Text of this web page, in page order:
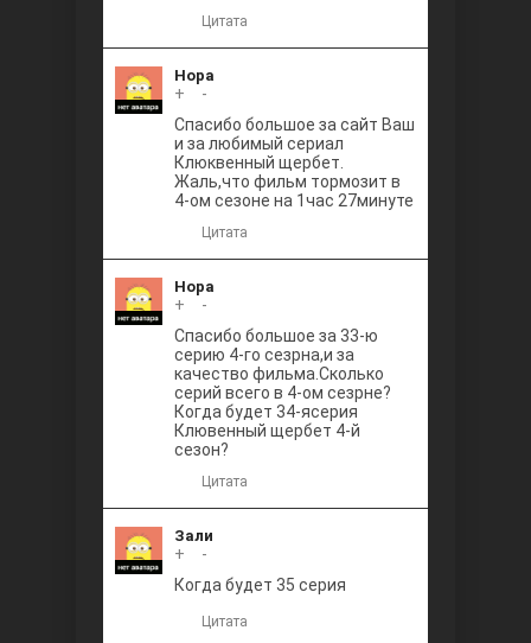
Цитата
Нора
+
-
Спасибо большое за сайт Ваш
и за любимый сериал
Клюквенный щербет.
Жаль,что фильм тормозит в
4-ом сезоне на 1час 27минуте
Цитата
Нора
+
-
Спасибо большое за 33-ю
серию 4-го сезрна,и за
качество фильма.Сколько
серий всего в 4-ом сезрне?
Когда будет 34-ясерия
Клювенный щербет 4-й
сезон?
Цитата
Зали
+
-
Когда будет 35 серия
Цитата